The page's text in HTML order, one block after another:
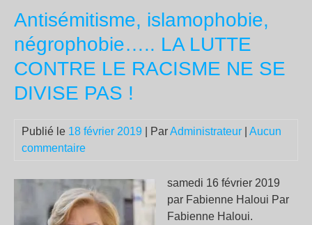
Antisémitisme, islamophobie,
négrophobie….. LA LUTTE
CONTRE LE RACISME NE SE
DIVISE PAS !
Publié le 18 février 2019 | ParAdministrateur
Aucun
commentaire
samedi 16 février 2019
par Fabienne Haloui Par
Fabienne Haloui.